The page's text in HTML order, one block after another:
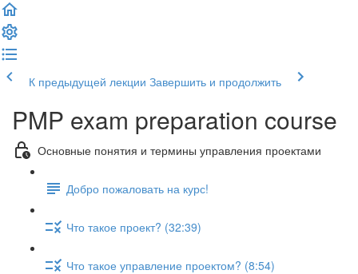
К предыдущей лекции Завершить и продолжить
PMP exam preparation course
Основные понятия и термины управления проектами
Добро пожаловать на курс!
Что такое проект? (32:39)
Что такое управление проектом? (8:54)